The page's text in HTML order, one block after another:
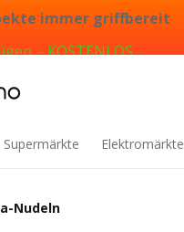
immer griffbereit
– KOSTENLOS
Supermärkte Elektromärkte
Nudeln